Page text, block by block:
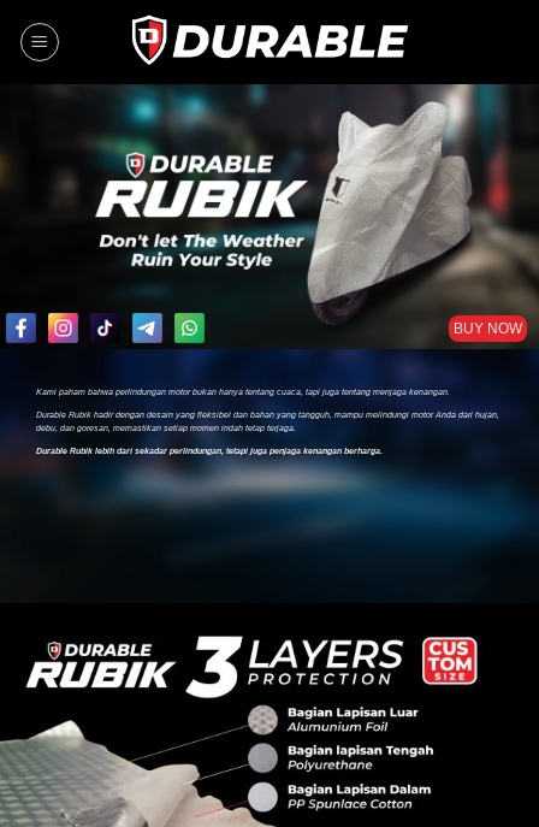
BUY NOW
Kami paham bahwa perlindungan motor bukan hanya tentang cuaca, tapi juga tentang menjaga kenangan.
Durable Rubik hadir dengan desain yang fleksibel dan bahan yang tangguh, mampu melindungi motor Anda dari hujan,
debu, dan goresan, memastikan setiap momen indah tetap terjaga.
Durable Rubik lebih dari sekadar perlindungan, tetapi juga penjaga kenangan berharga.